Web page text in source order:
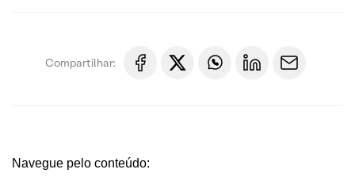
Compartilhar:
Navegue pelo conteúdo: